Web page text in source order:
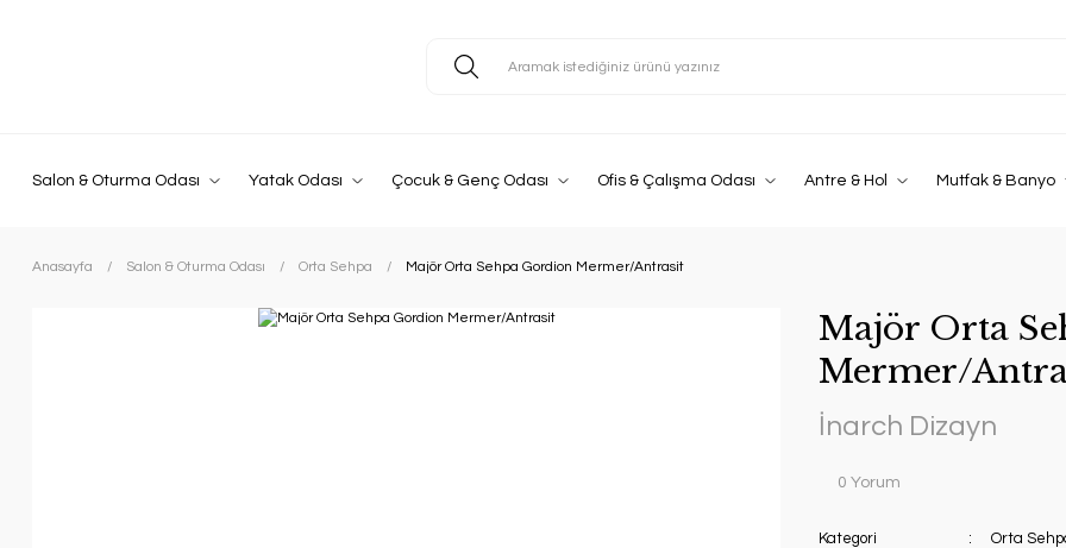
Salon & Oturma Odası Yatak Odası Çocuk & Genç Odası Ofis & Çalışma Odası Antre & Hol Mutfak & Banyo
Anasayfa Salon & Oturma Odası Orta Sehpa Majör Orta Sehpa Gordion Mermer/Antrasit
Majör Orta
Mermer/
İnarch Dizayn
0 Yorum
Kategori
Orta